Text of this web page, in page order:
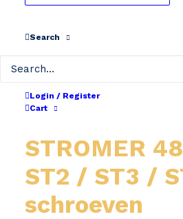
Search
Login / Register
Cart
STROMER
ST2 / ST3 /
schroeven